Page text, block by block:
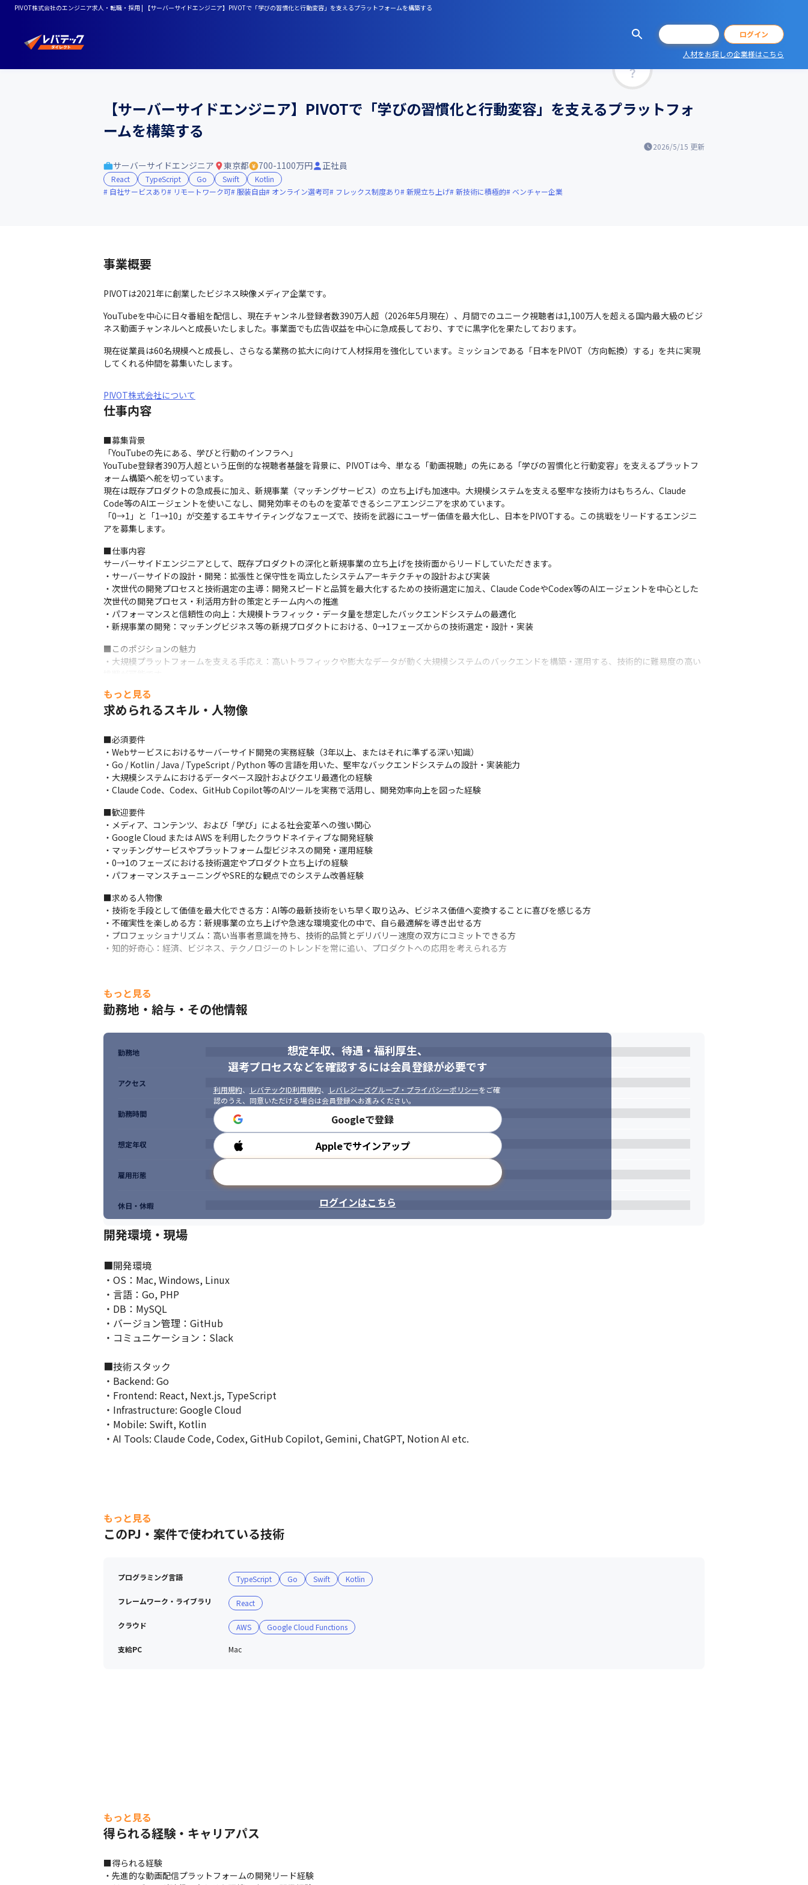
PIVOT株式会社のエンジニア求人・転職・採用 | 【サーバーサイドエンジニア】PIVOTで「学びの習慣化と行動変容」を支えるプラットフォームを構築する
ログイン
人材をお探しの企業様はこちら
【サーバーサイドエンジニア】PIVOTで「学びの習慣化と行動変容」を支えるプラットフォ
ームを構築する
2026/5/15 更新
サーバーサイドエンジニア 東京都 700-1100万円 正社員
React TypeScript Go Swift
Kotlin
自社サービスあり
リモートワーク可 服装自由 オンライン選考可 フレックス制度あり 新規立ち上げ 新技術に積極的 ベンチャー企業
事業概要
PIVOTは2021年に創業したビジネス映像メディア企業です。
YouTubeを中心に日々番組を配信し、現在チャンネル登録者数390万人超（2026年5月現在）、月間でのユニーク視聴者は1,100万人を超える国内最大級のビジ
ネス動画チャンネルへと成長いたしました。事業面でも広告収益を中心に急成長しており、すでに黒字化を果たしております。
現在従業員は60名規模へと成長し、さらなる業務の拡大に向けて人材採用を強化しています。ミッションである「日本をPIVOT（方向転換）する」を共に実現
してくれる仲間を募集いたします。
PIVOT株式会社について
仕事内容
■募集背景
「YouTubeの先にある、学びと行動のインフラへ」
YouTube登録者390万人超という圧倒的な視聴者基盤を背景に、PIVOTは今、単なる「動画視聴」の先にある「学びの習慣化と行動変容」を支えるプラットフ
ォーム構築へ舵を切っています。
現在は既存プロダクトの急成長に加え、新規事業（マッチングサービス）の立ち上げも加速中。大規模システムを支える堅牢な技術力はもちろん、Claude
Code等のAIエージェントを使いこなし、開発効率そのものを変革できるシニアエンジニアを求めています。
「0→1」と「1→10」が交差するエキサイティングなフェーズで、技術を武器にユーザー価値を最大化し、日本をPIVOTする。この挑戦をリードするエンジニ
アを募集します。
■仕事内容
サーバーサイドエンジニアとして、既存プロダクトの深化と新規事業の立ち上げを技術面からリードしていただきます。
・サーバーサイドの設計・開発：拡張性と保守性を両立したシステムアーキテクチャの設計および実装
・次世代の開発プロセスと技術選定の主導：開発スピードと品質を最大化するための技術選定に加え、Claude CodeやCodex等のAIエージェントを中心とした
次世代の開発プロセス・利活用方針の策定とチーム内への推進
・パフォーマンスと信頼性の向上：大規模トラフィック・データ量を想定したバックエンドシステムの最適化
・新規事業の開発：マッチングビジネス等の新規プロダクトにおける、0→1フェーズからの技術選定・設計・実装
■このポジションの魅力
・大規模プラットフォームを支える手応え：高いトラフィックや膨大なデータが動く大規模システムのバックエンドを構築・運用する、技術的に難易度の高い
・最新開発パラダイムの追求：AIエージェントをいかに開発フローに組み込み、生産性を極限まで高めるかという、エンジニアリングの未来を形作る役割を担
えます。
もっと見る
求められるスキル・人物像
■必須要件
・Webサービスにおけるサーバーサイド開発の実務経験（3年以上、またはそれに準ずる深い知識）
・Go / Kotlin / Java / TypeScript / Python 等の言語を用いた、堅牢なバックエンドシステムの設計・実装能力
・大規模システムにおけるデータベース設計およびクエリ最適化の経験
・Claude Code、Codex、GitHub Copilot等のAIツールを実務で活用し、開発効率向上を図った経験
■歓迎要件
・メディア、コンテンツ、および「学び」による社会変革への強い関心
・Google Cloud または AWS を利用したクラウドネイティブな開発経験
・マッチングサービスやプラットフォーム型ビジネスの開発・運用経験
・0→1のフェーズにおける技術選定やプロダクト立ち上げの経験
・パフォーマンスチューニングやSRE的な観点でのシステム改善経験
■求める人物像
・技術を手段として価値を最大化できる方：AI等の最新技術をいち早く取り込み、ビジネス価値へ変換することに喜びを感じる方
・不確実性を楽しめる方：新規事業の立ち上げや急速な環境変化の中で、自ら最適解を導き出せる方
・プロフェッショナリズム：高い当事者意識を持ち、技術的品質とデリバリー速度の双方にコミットできる方
・知的好奇心：経済、ビジネス、テクノロジーのトレンドを常に追い、プロダクトへの応用を考えられる方
もっと見る
勤務地・給与・その他情報
想定年収、待遇・福利厚生、
選考プロセスなどを確認するには会員登録が必要です
利用規約、 レバテックID利用規約、 レバレジーズグループ・プライバシーポリシーをご確
認のうえ、同意いただける場合は会員登録へお進みください。
Googleで登録
Appleでサインアップ
ログインはこちら
勤務地
アクセス
勤務時間
想定年収
雇用形態
休日・休暇
開発環境・現場
■開発環境
・OS：Mac, Windows, Linux
・言語：Go, PHP
・DB：MySQL
・バージョン管理：GitHub
・コミュニケーション：Slack
■技術スタック
・Backend: Go
・Frontend: React, Next.js, TypeScript
・Infrastructure: Google Cloud
・Mobile: Swift, Kotlin
・AI Tools: Claude Code, Codex, GitHub Copilot, Gemini, ChatGPT, Notion AI etc.
もっと見る
このPJ・案件で使われている技術
プログラミング言語 TypeScript Go Swift Kotlin
フレームワーク・ライブラリ React
クラウド AWS Google Cloud Functions
支給PC Mac
もっと見る
得られる経験・キャリアパス
■得られる経験
・先進的な動画配信プラットフォームの開発リード経験